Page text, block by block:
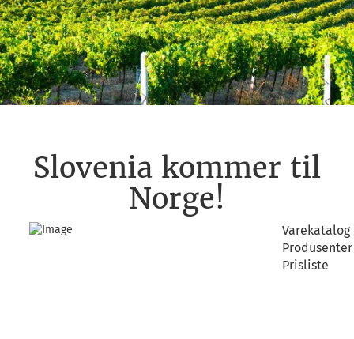
Slovenia kommer til
Norge!
Varekatalog
Produsenter
Prisliste